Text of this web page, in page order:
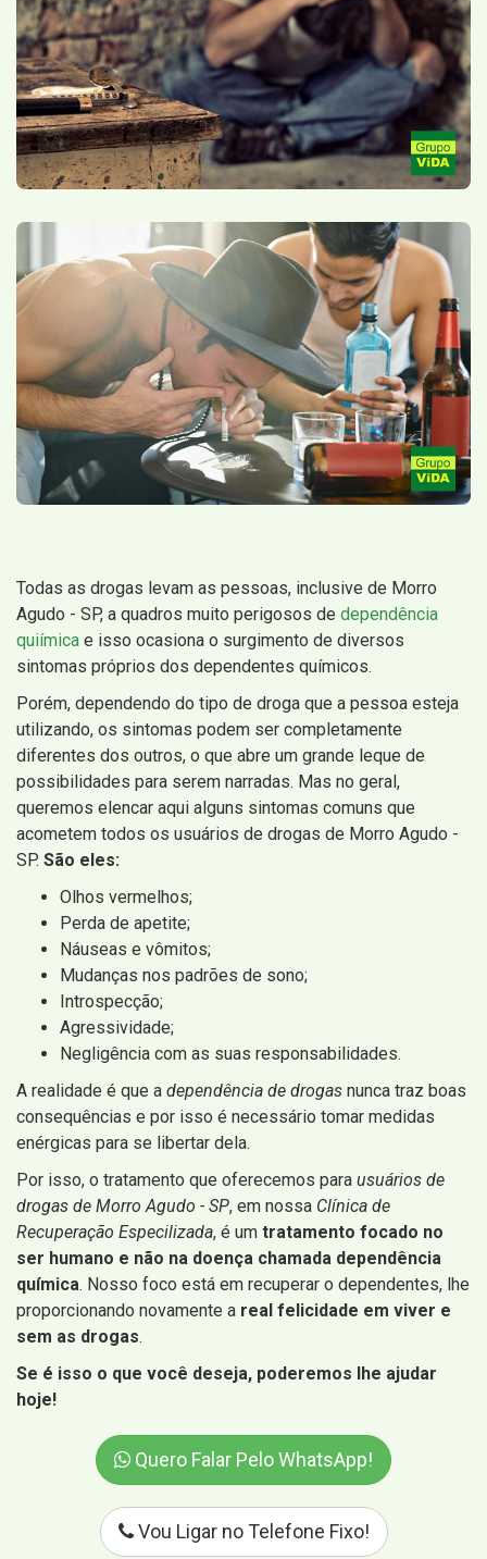
Todas as drogas levam as pessoas, inclusive de Morro
Agudo - SP, a quadros muito perigosos de dependência
quiímica e isso ocasiona o surgimento de diversos
sintomas próprios dos dependentes químicos.
Porém, dependendo do tipo de droga que a pessoa esteja
utilizando, os sintomas podem ser completamente
diferentes dos outros, o que abre um grande leque de
possibilidades para serem narradas. Mas no geral,
queremos elencar aqui alguns sintomas comuns que
acometem todos os usuários de drogas de Morro Agudo -
SP. São eles:
Olhos vermelhos;
Perda de apetite;
Náuseas e vômitos;
Mudanças nos padrões de sono;
Introspecção;
Agressividade;
Negligência com as suas responsabilidades.
A realidade é que a dependência de drogas nunca traz boas
consequências e por isso é necessário tomar medidas
enérgicas para se libertar dela.
Por isso, o tratamento que oferecemos para usuários de
drogas de Morro Agudo - SP, em nossa Clínica de
Recuperação Especilizada, é um tratamento focado no
ser humano e não na doença chamada dependência
química. Nosso foco está em recuperar o dependentes, lhe
proporcionando novamente a real felicidade em viver e
sem as drogas.
Se é isso o que você deseja, poderemos lhe ajudar
hoje!
Quero Falar Pelo WhatsApp!
Vou Ligar no Telefone Fixo!